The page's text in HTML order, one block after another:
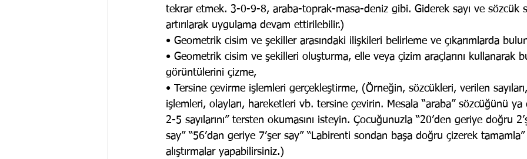
tekrar etmek. 3-0-9-8, araba-toprak-masa-deniz gibi. Giderek sayı ve sözcük
artırılarak uygulama devam ettirilebilir.)
• Geometrik cisim ve şekiller arasındaki ilişkileri belirleme ve çıkarımlarda
• Geometrik cisim ve şekilleri oluşturma, elle veya çizim araçlarını kullanarak
görüntülerini çizme,
• Tersine çevirme işlemleri gerçekleştirme, (Örneğin, sözcükleri, verilen sayıları,
işlemleri, olayları, hareketleri vb. tersine çevirin. Mesala “araba” sözcüğünü ya
2-5 sayılarını” tersten okumasını isteyin. Çocuğunuzla “20’den geriye doğru
say” “56’dan geriye 7’şer say” “Labirenti sondan başa doğru çizerek
alıştırmalar yapabilirsiniz.)